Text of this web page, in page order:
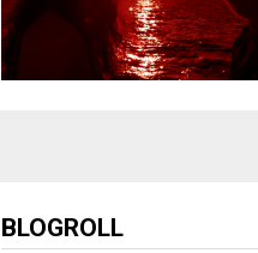
BLOGROLL